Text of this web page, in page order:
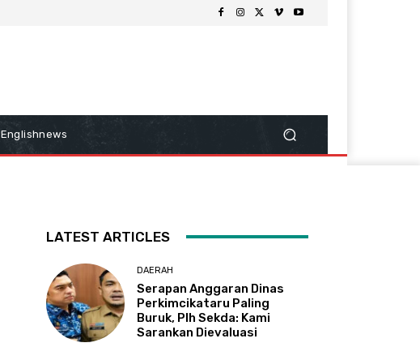
Englishnews
LATEST ARTICLES
DAERAH
Serapan Anggaran Dinas
Perkimcikataru Paling
Buruk, Plh Sekda: Kami
Sarankan Dievaluasi